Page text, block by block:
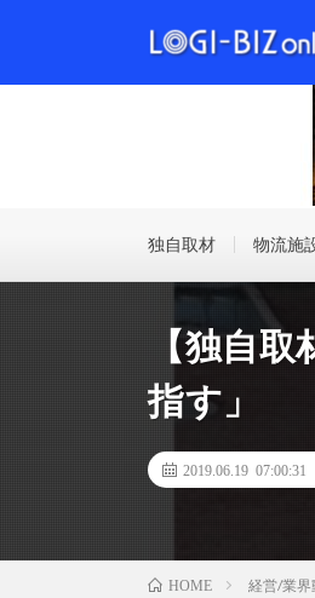
独自取材 物流施
【独自
指す」
2019.06.19 07:00:31
HOME 経営/業界